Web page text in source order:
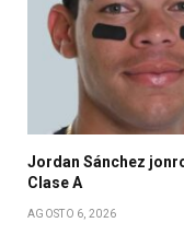
Jordan Sánchez
Clase A
AGOSTO 6, 2026